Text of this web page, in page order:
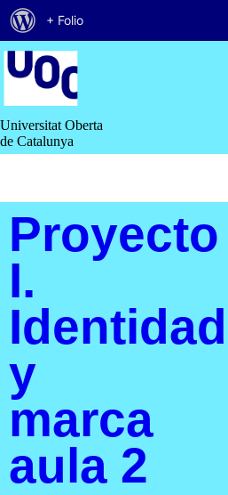
Saltar
contenido
Universitat Oberta
de Catalunya
Proyecto
I.
Identidad
y
marca
aula 2
Acerca
de
WordPress
+ Folio